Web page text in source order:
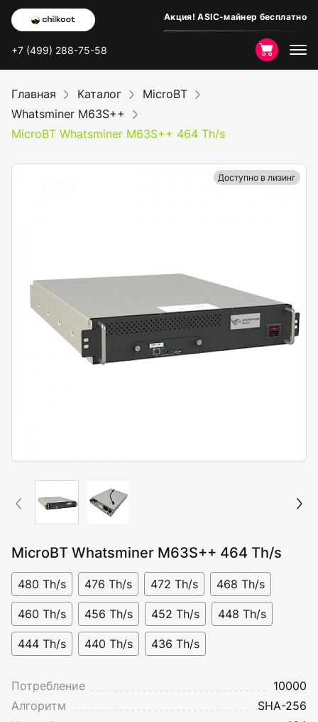
Акция! ASIC-майнер бесплатно
+7 (499) 288-75-58
Главная Каталог
MicroBT
Whatsminer M63S++
MicroBT Whatsminer M63S++ 464 Th/s
Доступно в лизинг
MicroBT Whatsminer M63S++ 464 Th/s
480 Th/s 476 Th/s 472 Th/s 468 Th/s
460 Th/s 456 Th/s 452 Th/s 448 Th/s
444 Th/s 440 Th/s 436 Th/s
Потребление
10000
Алгоритм
SHA-256